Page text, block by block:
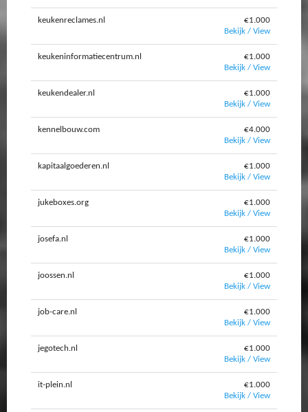
keukenreclames.nl
€1.000
Bekijk / View
keukeninformatiecentrum.nl
€1.000
Bekijk / View
keukendealer.nl
€1.000
Bekijk / View
kennelbouw.com
€4.000
Bekijk / View
kapitaalgoederen.nl
€1.000
Bekijk / View
jukeboxes.org
€1.000
Bekijk / View
josefa.nl
€1.000
Bekijk / View
joossen.nl
€1.000
Bekijk / View
job-care.nl
€1.000
Bekijk / View
jegotech.nl
€1.000
Bekijk / View
it-plein.nl
€1.000
Bekijk / View